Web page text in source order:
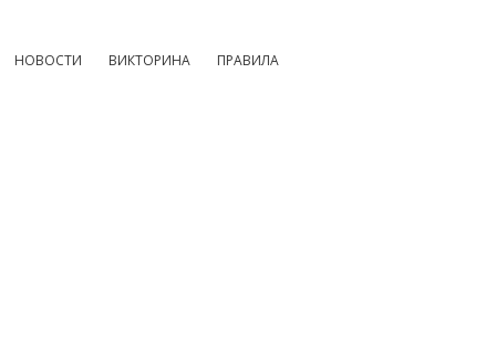
НОВОСТИ ВИКТОРИНА ПРАВИЛА